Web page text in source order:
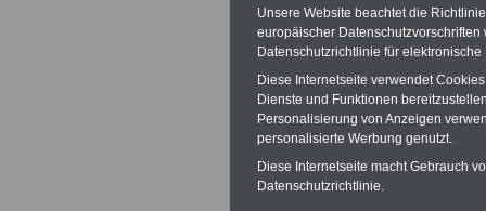
der Abs. 2 und
jedes Kind, das
ist, erhöht sich
Satz 1 oder 2
Unsere Website beachtet die
europäischer
Datenschutzrichtlinie für
Diese Internetseite verwendet
Dienste und Funktionen
Personalisierung von Anzeigen
personalisierte Werbung genutzt.
Diese Internetseite macht Gebrauch
Datenschutzrichtlinie.